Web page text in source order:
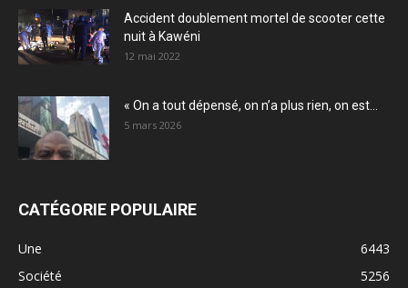
Accident doublement mortel de scooter cette
nuit à Kawéni
12 mai 2022
« On a tout dépensé, on n’a plus rien, on est...
5 mars 2026
CATÉGORIE POPULAIRE
Une
6443
Société
5256